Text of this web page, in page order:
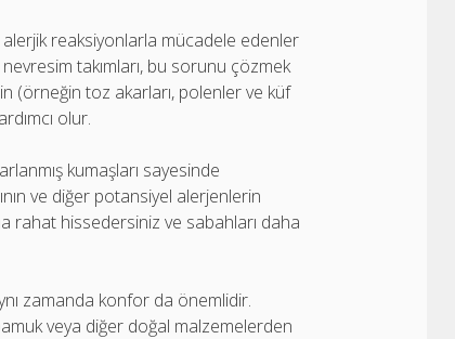
alerjik reaksiyonlarla mücadele edenler
takımları, bu sorunu çözmek
(örneğin toz akarları, polenler ve küf
olur.
kumaşları sayesinde
ve diğer potansiyel alerjenlerin
rahat hissedersiniz ve sabahları daha
zamanda konfor da önemlidir.
veya diğer doğal malzemelerden